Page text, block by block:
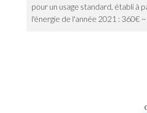
pour un usage standard, établi à
l'énergie de l'année 2021 : 360€